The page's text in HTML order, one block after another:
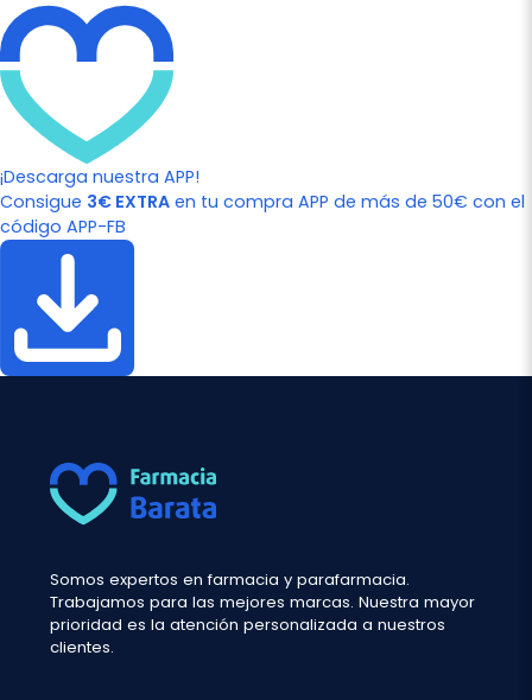
¡Descarga nuestra APP!
Consigue 3€ EXTRA en tu compra APP de más de 50€ con el
código APP-FB
Somos expertos en farmacia y parafarmacia.
Trabajamos para las mejores marcas. Nuestra mayor
prioridad es la atención personalizada a nuestros
clientes.